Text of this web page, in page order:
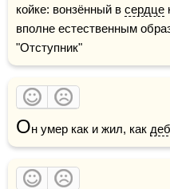
койке: вонзённый в сердце
вполне естественным
"Отступник"
Он умер как и жил, как